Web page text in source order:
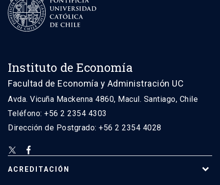
Instituto de Economía
Facultad de Economía y Administración UC
Avda. Vicuña Mackenna 4860, Macul. Santiago, Chile
Teléfono: +56 2 2354 4303
Dirección de Postgrado: +56 2 2354 4028
ACREDITACIÓN